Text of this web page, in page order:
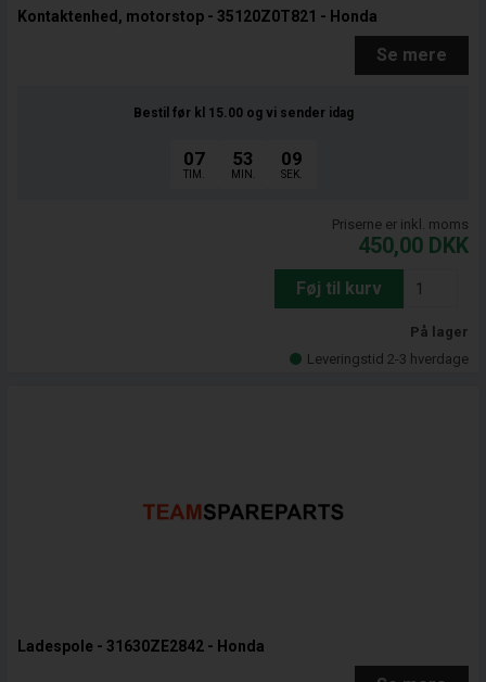
Kontaktenhed, motorstop - 35120Z0T821 - Honda
Se mere
Bestil før kl 15.00 og vi sender idag
07
TIM.
53
MIN.
08
SEK.
Priserne er inkl. moms
450,00 DKK
Føj til kurv
På lager
Leveringstid 2-3 hverdage
Ladespole - 31630ZE2842 - Honda